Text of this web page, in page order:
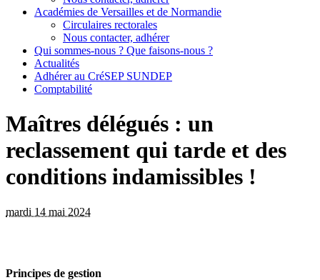
Académies de Versailles et de Normandie
Circulaires rectorales
Nous contacter, adhérer
Qui sommes-nous ? Que faisons-nous ?
Actualités
Adhérer au CréSEP SUNDEP
Comptabilité
Maîtres délégués : un
reclassement qui tarde et des
conditions indamissibles !
mardi 14 mai 2024
Principes de gestion